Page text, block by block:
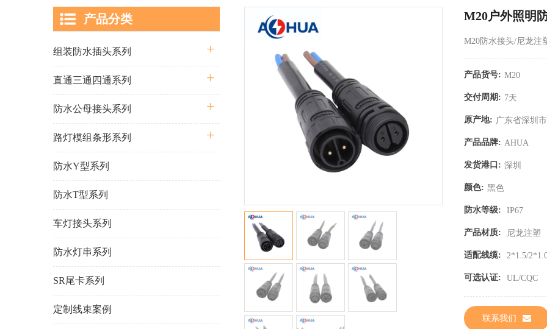
M20户外照明
M20防水接头/尼龙注
产品货号: M20
交付周期: 7天
原产地: 广东省深圳市
产品品牌: AHUA
发货港口: 深圳
颜色: 黑色
防水等级: IP67
产品材质: 尼龙注塑
适配线缆: 2*1.5/
可选认证: UL/CQC
联系我们
产品分类
组装防水插头系列
直通三通四通系列
防水公母接头系列
路灯模组条形系列
防水Y型系列
防水T型系列
车灯接头系列
防水灯串系列
SR尾卡系列
定制线束案例